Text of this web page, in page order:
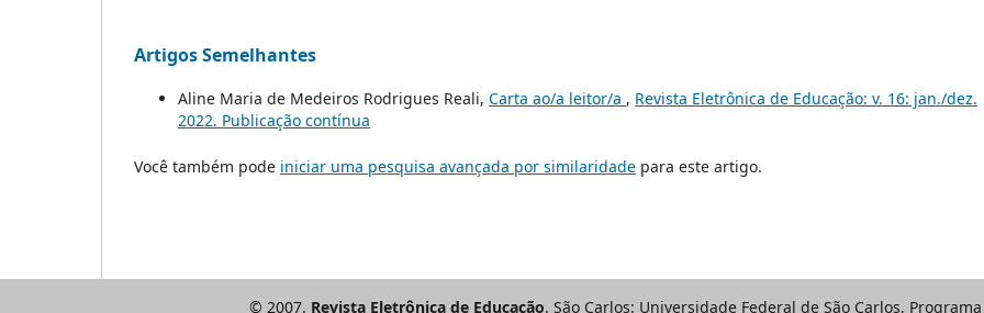
Artigos Semelhantes
Aline Maria de Medeiros Rodrigues Reali, Carta ao/a leitor/a , Revista Eletrônica de Educação: v. 16: jan./dez.
2022. Publicação contínua
Você também pode iniciar uma pesquisa avançada por similaridade para este artigo.
© 2007. Revista Eletrônica de Educação. São Carlos: Universidade Federal de São Carlos,